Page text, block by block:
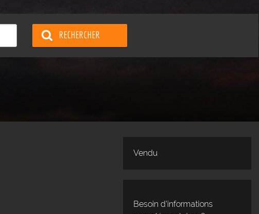
RECHERCHER
Vendu
Besoin d'informations